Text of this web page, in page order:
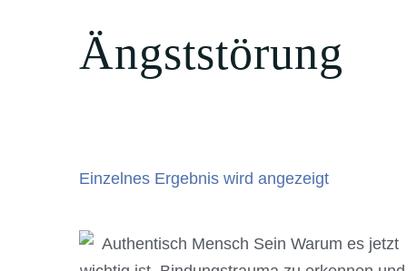
Ängststörung
Einzelnes Ergebnis wird angezeigt